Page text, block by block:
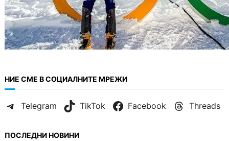
НИЕ СМЕ В СОЦИАЛНИТЕ МРЕЖИ
Telegram TikTok Facebook Threads
ПОСЛЕДНИ НОВИНИ